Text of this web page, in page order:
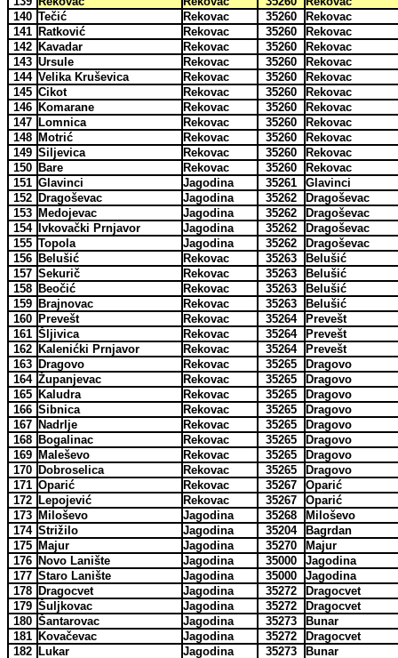
140 Tečić Rekovac 35260
Rekovac
141 Ratković Rekovac 35260
Rekovac
142 Kavadar Rekovac 35260
Rekovac
143 Ursule Rekovac 35260
Rekovac
144 Velika Kruševica Rekovac 35260
Rekovac
145 Cikot Rekovac 35260
Rekovac
146 Komarane Rekovac 35260
Rekovac
147 Lomnica Rekovac 35260
Rekovac
148 Motrić Rekovac 35260
Rekovac
149 Siljevica Rekovac 35260
Rekovac
150 Bare Rekovac 35260
Rekovac
151 Glavinci Jagodina 35261
Glavinci
152 Dragoševac Jagodina 35262
Dragoševac
153 Medojevac Jagodina 35262
Dragoševac
154
Ivkovački Prnjavor Jagodina 35262
Dragoševac
155 Topola Jagodina 35262
Dragoševac
156 Belušić Rekovac 35263
Belušić
157 Sekurič Rekovac 35263
Belušić
158 Beočić Rekovac 35263
Belušić
159 Brajnovac Rekovac 35263
Belušić
160 Prevešt Rekovac 35264
Prevešt
161 Šljivica Rekovac 35264
Prevešt
162 Kalenićki Prnjavor Rekovac 35264
Prevešt
163 Dragovo Rekovac 35265
Dragovo
164 Županjevac Rekovac 35265
Dragovo
165 Kaludra Rekovac 35265
Dragovo
166 Sibnica Rekovac 35265
Dragovo
167 Nadrlje Rekovac 35265
Dragovo
168 Bogalinac Rekovac 35265
Dragovo
169 Maleševo Rekovac 35265
Dragovo
170 Dobroselica Rekovac 35265
Dragovo
171 Oparić Rekovac 35267
Oparić
172 Lepojević Rekovac 35267
Oparić
173 Miloševo Jagodina 35268
Miloševo
174 Strižilo Jagodina 35204
Bagrdan
175 Majur Jagodina 35270
Majur
176 Novo Lanište Jagodina 35000
Jagodina
177 Staro Lanište Jagodina 35000
Jagodina
178 Dragocvet Jagodina 35272
Dragocvet
179 Šuljkovac Jagodina 35272
Dragocvet
180 Šantarovac Jagodina 35273
Bunar
181 Kovačevac Jagodina 35272
Dragocvet
182 Lukar Jagodina 35273
Bunar